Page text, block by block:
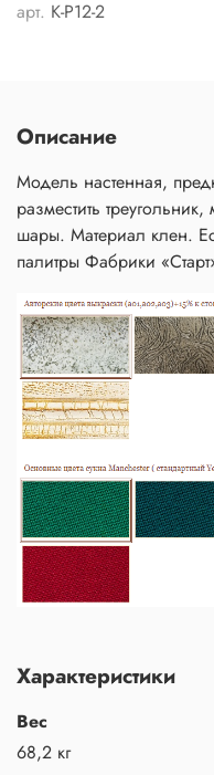
арт. К-Р12-2
Описание
Модель настенная,
разместить
шары. Материал клен.
палитры Фабрики
Характеристики
Вес
68,2 кг